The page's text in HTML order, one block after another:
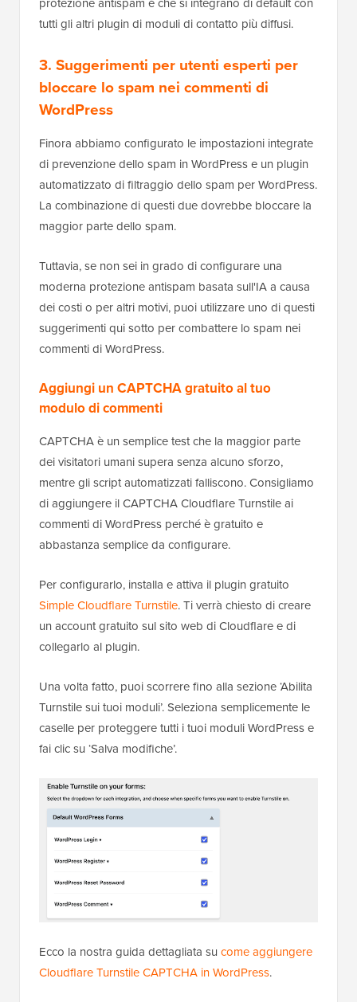
Il piano gratuito include 1.000 controlli antispam
da circa $4 al mese fatturati annualmente.
Gli altri due plugin di filtraggio dello spam più
AkismetoCleanTalk.
Akismet è molto popolare e ancora una buona scelta
per i blog personali, dove il suo piano "name your
price" può essere gratuito per i siti non commerciali.
per i siti commerciali, il che è piuttosto costoso per le
piccole imprese. Per un sito aziendale, ti
indirizzeremmo ad ActiveLayer o CleanTalk.
Qualunque strumento tu scelga, attieniti a uno solo,
contemporaneamente può creare conflitti e bloccare
protezione antispam è che si integrano di default con
tutti gli altri plugin di moduli di contatto più diffusi.
3. Suggerimenti per utenti esperti per
bloccare lo spam nei commenti di
WordPress
Finora abbiamo configurato le impostazioni integrate
di prevenzione dello spam in WordPress e un plugin
automatizzato di filtraggio dello spam per WordPress.
La combinazione di questi due dovrebbe bloccare la
Tuttavia, se non sei in grado di configurare una
moderna protezione antispam basata sull'IA a causa
dei costi o per altri motivi, puoi utilizzare uno di questi
commenti di WordPress.
Aggiungi un CAPTCHA gratuito al tuo
modulo di commenti
CAPTCHA è un semplice test che la maggior parte
dei visitatori umani supera senza alcuno sforzo,
mentre gli script automatizzati falliscono. Consigliamo
commenti di WordPress perché è gratuito e
abbastanza semplice da configurare.